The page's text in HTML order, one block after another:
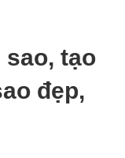
tạo
đẹp,